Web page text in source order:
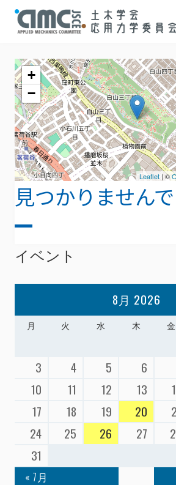
+
−
Leaflet | ©
見つかりません
ごめんなさい。指定されたア
かりませんでした。
イベント
8月 2026
月 火 水 木 金
3
4 5 6
10
11 12 13
17
18 19 20
24
25 26 27
31
« 7月